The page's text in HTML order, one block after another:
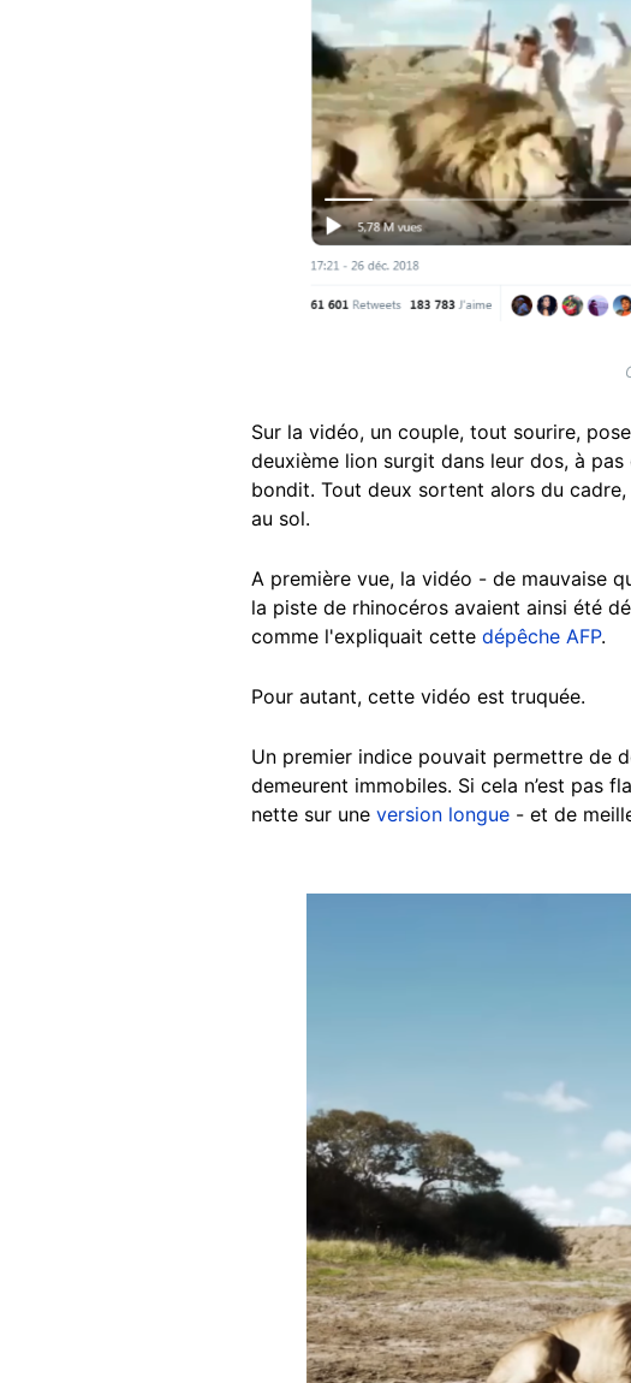
Sur la vidéo, un couple, tout sourire,
deuxième lion surgit dans leur dos, à
bondit. Tout deux sortent alors du
au sol.
A première vue, la vidéo - de mauvaise
la piste de rhinocéros avaient ainsi été
comme l'expliquait cette dépêche AFP.
Pour autant, cette vidéo est truquée.
Un premier indice pouvait permettre de
demeurent immobiles. Si cela n’est pas
nette sur une version longue - et de